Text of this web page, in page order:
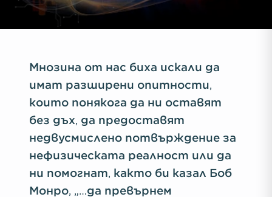
Мнозина от нас биха искали да
имат разширени опитности,
които понякога да ни оставят
без дъх, да предоставят
недвусмислено потвърждение за
нефизическата реалност или да
ни помогнат, както би казал Боб
Монро, „…да превърнем